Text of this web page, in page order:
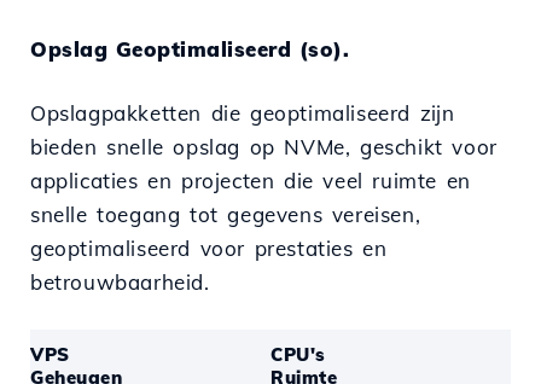
Opslag Geoptimaliseerd (so).
Opslagpakketten die geoptimaliseerd zijn
bieden snelle opslag op NVMe, geschikt voor
applicaties en projecten die veel ruimte en
snelle toegang tot gegevens vereisen,
geoptimaliseerd voor prestaties en
betrouwbaarheid.
VPS
CPU's
Geheugen
Ruimte